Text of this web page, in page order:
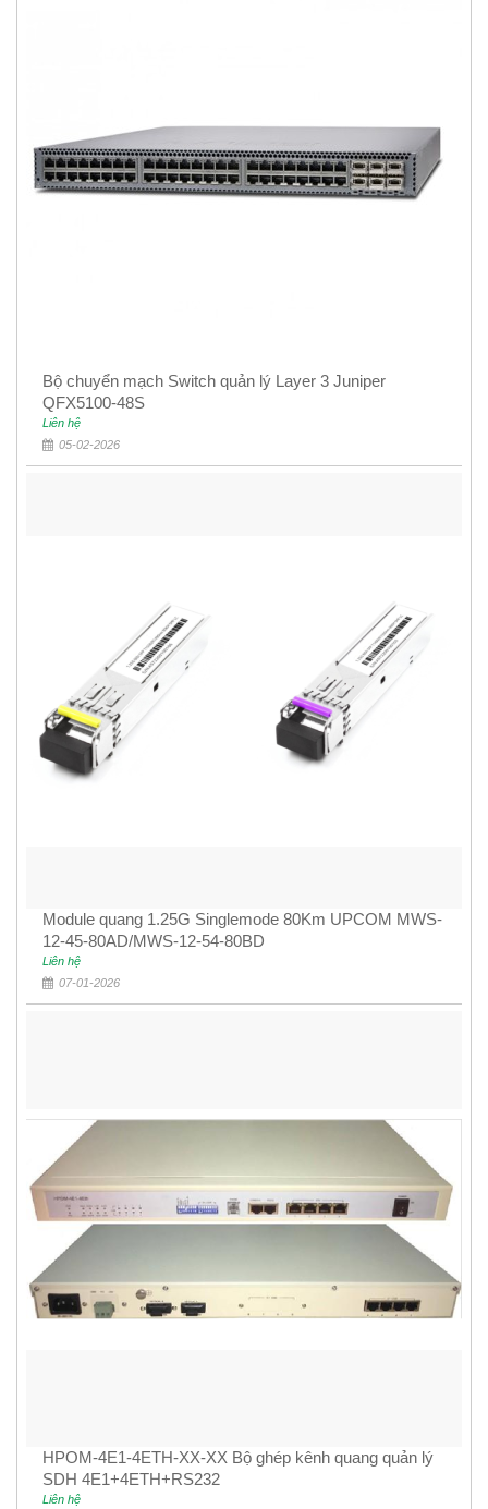
Bộ chuyển mạch Switch quản lý Layer 3 Juniper
QFX5100-48S
Liên hệ
05-02-2026
Module quang 1.25G Singlemode 80Km UPCOM MWS-
12-45-80AD/MWS-12-54-80BD
Liên hệ
07-01-2026
HPOM-4E1-4ETH-XX-XX Bộ ghép kênh quang quản lý
SDH 4E1+4ETH+RS232
Liên hệ